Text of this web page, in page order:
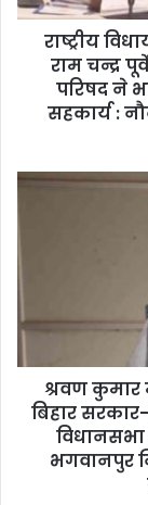
राष्ट्रीय
राम चन्द्र
परिषद ने
सहकार्य :
श्रवण कुमार
बिहार
भगवानपुर